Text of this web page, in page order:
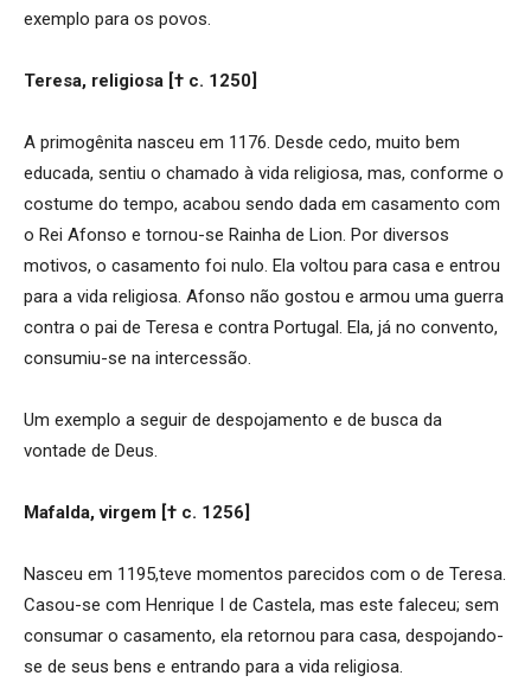
exemplo para os povos.
Teresa, religiosa [† c. 1250]
A primogênita nasceu em 1176. Desde cedo, muito bem
educada, sentiu o chamado à vida religiosa, mas, conforme o
costume do tempo, acabou sendo dada em casamento com
o Rei Afonso e tornou-se Rainha de Lion. Por diversos
motivos, o casamento foi nulo. Ela voltou para casa e entrou
para a vida religiosa. Afonso não gostou e armou uma guerra
contra o pai de Teresa e contra Portugal. Ela, já no convento,
consumiu-se na intercessão.
Um exemplo a seguir de despojamento e de busca da
vontade de Deus.
Mafalda, virgem [† c. 1256]
Nasceu em 1195,teve momentos parecidos com o de Teresa.
Casou-se com Henrique I de Castela, mas este faleceu; sem
consumar o casamento, ela retornou para casa, despojando-
se de seus bens e entrando para a vida religiosa.